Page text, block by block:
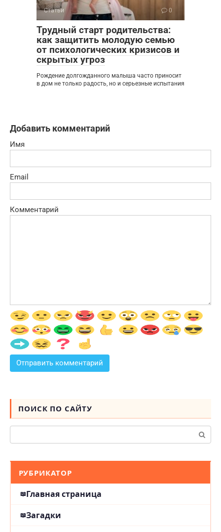
Статьи 0
Трудный старт родительства:
как защитить молодую семью
от психологических кризисов и
скрытых угроз
Рождение долгожданного малыша часто приносит
в дом не только радость, но и серьезные испытания
Добавить комментарий
Имя
Email
Комментарий
ПОИСК ПО САЙТУ
РУБРИКАТОР
Главная страница
Загадки